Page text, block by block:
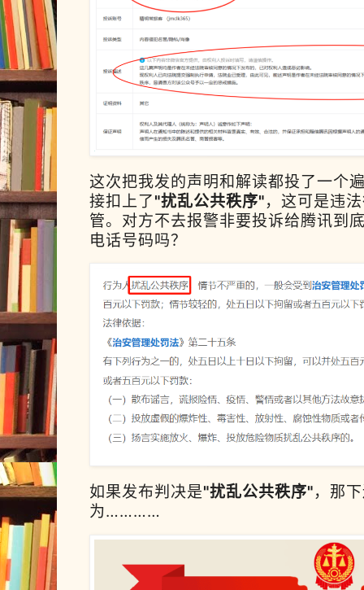
这次把我发的声明和解读都投了一个
接扣上了"扰乱公共秩序"，这可是违
管。对方不去报警非要投诉给腾讯到
电话号码吗？
如果发布判决是"扰乱公共秩序"，那
为…………